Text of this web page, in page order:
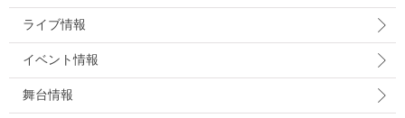
ライブ情報
イベント情報
舞台情報